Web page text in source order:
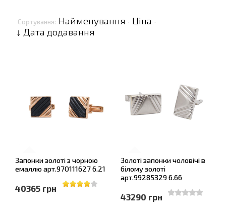
Сортування: Найменування · Ціна ·
↓ Дата додавання
Запонки золоті з чорною
емаллю арт.970111627 6.21
40365 грн
Золоті запонки чоловічі в
білому золоті
арт.99285329 6.66
43290 грн